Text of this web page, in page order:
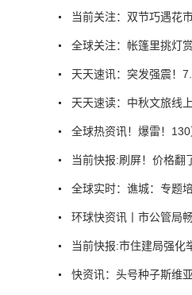
当前关注：双节巧遇花
全球关注：帐篷里挑灯
天天速讯：突发强震！
天天速读：中秋文旅线
全球热资讯！爆雷！130
当前快报:刷屏！价格翻
全球实时：谯城：专题
环球快资讯丨市公管局
当前快报:市住建局强化
快资讯：头号种子斯维